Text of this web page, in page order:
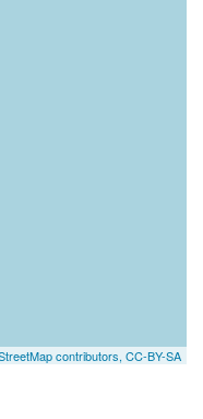
contributors, CC-BY-SA